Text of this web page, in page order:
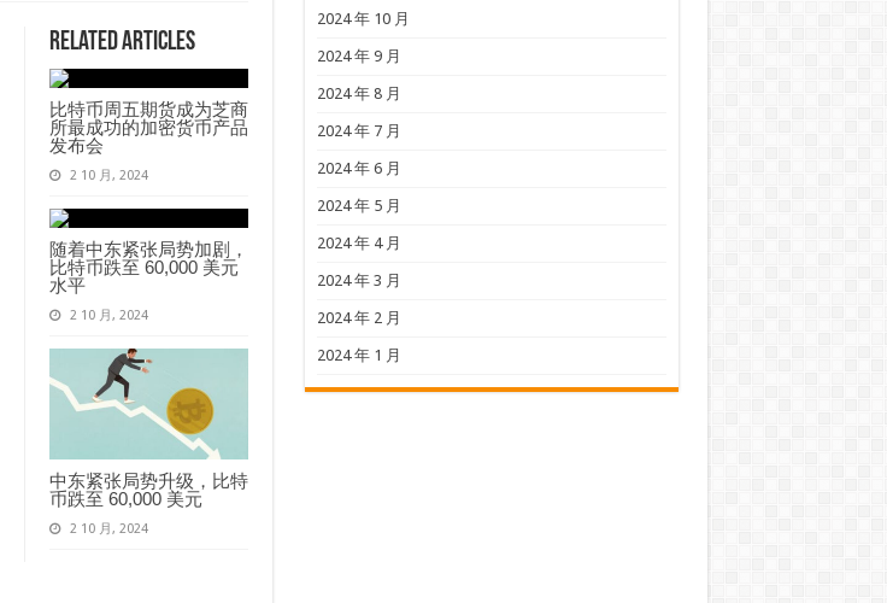
Related Articles
比特币周五期货成为芝商
所最成功的加密货币产品
发布会
2 10 月, 2024
随着中东紧张局势加剧，
比特币跌至 60,000 美元
水平
2 10 月, 2024
中东紧张局势升级，比特
币跌至 60,000 美元
2 10 月, 2024
2024 年 10 月
2024 年 9 月
2024 年 8 月
2024 年 7 月
2024 年 6 月
2024 年 5 月
2024 年 4 月
2024 年 3 月
2024 年 2 月
2024 年 1 月